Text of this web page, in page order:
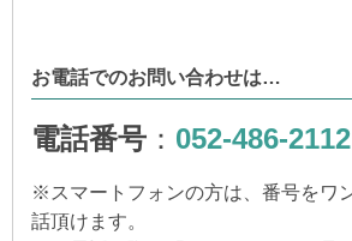
お電話でのお問い合わせは…
電話番号 ： 052-486-2112
※ スマートフォンの方は、番号をワ
話頂けます。